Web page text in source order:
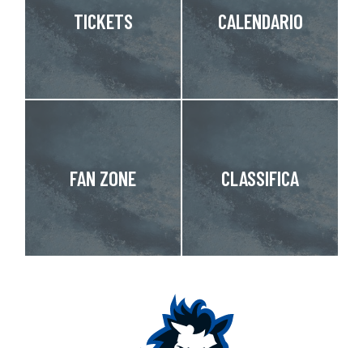
TICKETS CALENDARIO
FAN ZONE CLASSIFICA